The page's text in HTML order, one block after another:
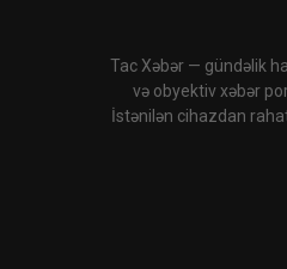
Tac Xəbər — gündəlik
və obyektiv xəbər
İstənilən cihazdan